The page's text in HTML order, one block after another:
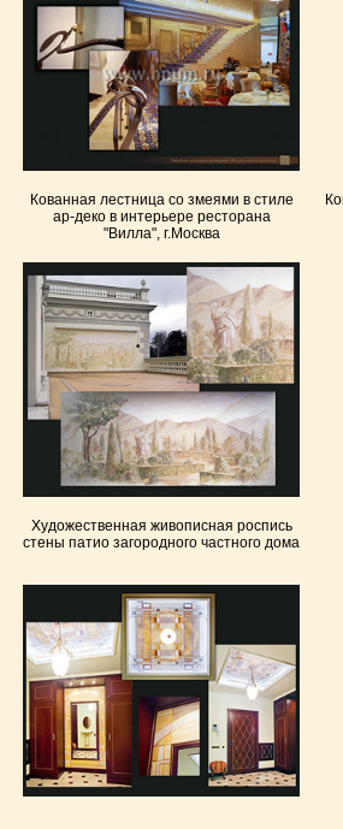
Кованная лестница со змеями в стиле
ар-деко в интерьере ресторана
"Вилла", г.Москва
Художественная живописная роспись
стены патио загородного частного дома